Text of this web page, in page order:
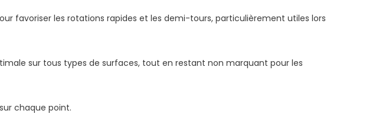
favoriser les rotations rapides et les demi-tours, particulièrement utiles lors
sur tous types de surfaces, tout en restant non marquant pour les
chaque point.